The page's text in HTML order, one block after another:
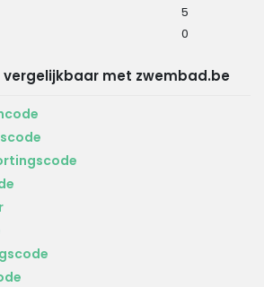
5
0
vergelijkbaar met zwembad.be